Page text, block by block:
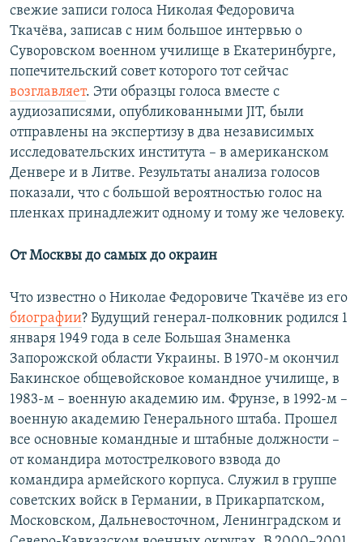
свежие записи голоса Николая Федоровича
Ткачёва, записав с ним большое интервью о
Суворовском военном училище в Екатеринбурге,
попечительский совет которого тот сейчас
возглавляет. Эти образцы голоса вместе с
аудиозаписями, опубликованными JIT, были
отправлены на экспертизу в два независимых
исследовательских института – в американском
Денвере и в Литве. Результаты анализа голосов
показали, что с большой вероятностью голос на
пленках принадлежит одному и тому же человеку.
От Москвы до самых до окраин
Что известно о Николае Федоровиче Ткачёве из его
биографии? Будущий генерал-полковник родился 1
января 1949 года в селе Большая Знаменка
Запорожской области Украины. В 1970-м окончил
Бакинское общевойсковое командное училище, в
1983-м – военную академию им. Фрунзе, в 1992-м –
военную академию Генерального штаба. Прошел
все основные командные и штабные должности –
от командира мотострелкового взвода до
командира армейского корпуса. Служил в группе
советских войск в Германии, в Прикарпатском,
Московском, Дальневосточном, Ленинградском и